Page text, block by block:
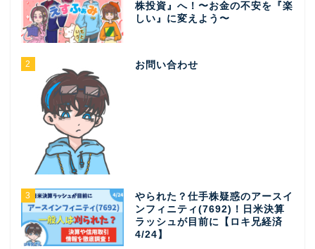
株投資』へ！〜お金の不安を『楽
しい』に変えよう〜
2 お問い合わせ
3
やられた？仕手株疑惑のアースイ
ンフィニティ(7692)！日米決算
ラッシュが目前に【ロキ兄経済
4/24】